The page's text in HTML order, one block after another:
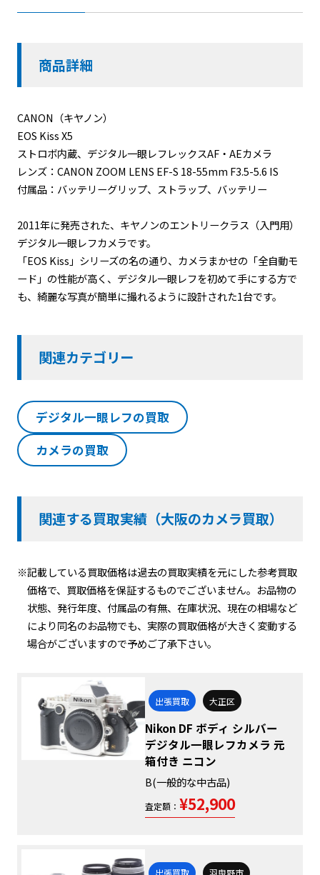
商品詳細
CANON（キヤノン）
EOS Kiss X5
ストロボ内蔵、デジタル一眼レフレックスAF・AEカメラ
レンズ：CANON ZOOM LENS EF-S 18-55mm F3.5-5.6 IS
付属品：バッテリーグリップ、ストラップ、バッテリー
2011年に発売された、キヤノンのエントリークラス（入門用）
デジタル一眼レフカメラです。
「EOS Kiss」シリーズの名の通り、カメラまかせの「全自動モ
ード」の性能が高く、デジタル一眼レフを初めて手にする方で
も、綺麗な写真が簡単に撮れるように設計された1台です。
関連カテゴリー
デジタル一眼レフの買取
カメラの買取
関連する買取実績（大阪のカメラ買取）
※記載している買取価格は過去の買取実績を元にした参考買取
価格で、買取価格を保証するものでございません。お品物の
状態、発行年度、付属品の有無、在庫状況、現在の相場など
により同名のお品物でも、実際の買取価格が大きく変動する
場合がございますので予めご了承下さい。
出張買取 大正区
Nikon DF ボディ シルバー
デジタル一眼レフカメラ 元
箱付き ニコン
B(一般的な中古品)
査定額： ¥52,900